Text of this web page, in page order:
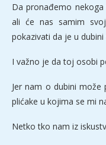
Da pronađemo
ali će nas samim
pokazivati da je u
I važno je da toj osobi
Jer nam o dubini
plićake u kojima se mi
Netko tko nam iz